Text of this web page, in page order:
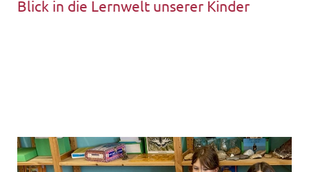
Blick in die Lernwelt unserer Kinder